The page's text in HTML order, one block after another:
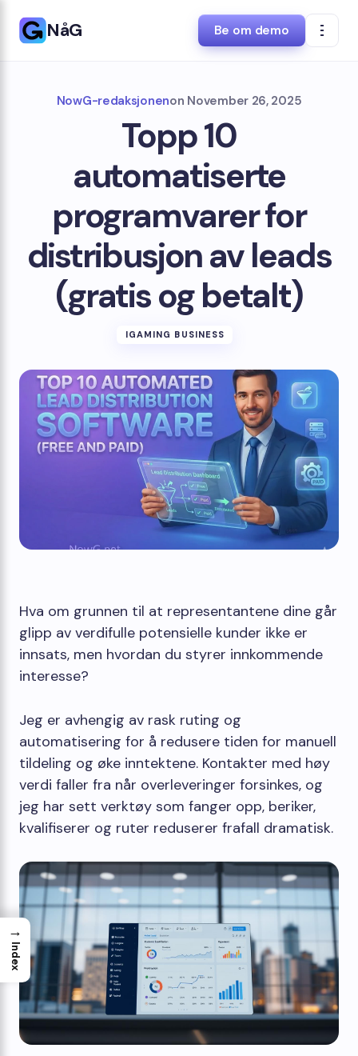
NåG Be om demo
NowG-redaksjonenon November 26, 2025
Topp 10
automatiserte
programvarer for
distribusjon av leads
(gratis og betalt)
IGAMING BUSINESS
Hva om grunnen til at representantene dine går
glipp av verdifulle potensielle kunder ikke er
innsats, men hvordan du styrer innkommende
interesse?
Jeg er avhengig av rask ruting og
automatisering for å redusere tiden for manuell
tildeling og øke inntektene. Kontakter med høy
verdi faller fra når overleveringer forsinkes, og
jeg har sett verktøy som fanger opp, beriker,
kvalifiserer og ruter reduserer frafall dramatisk.
→
Index